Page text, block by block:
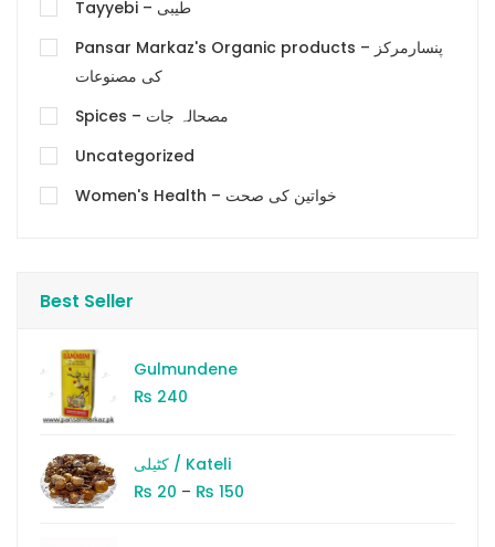
Tayyebi – طیبی
Pansar Markaz's Organic products – پنسارمرکز
کی مصنوعات
Spices – مصحالہ جات
Uncategorized
Women's Health – خواتین کی صحت
Best Seller
Gulmundene
₨ 240
کٹیلی / Kateli
₨ 20 – ₨ 150